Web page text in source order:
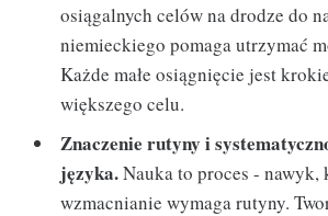
osiągalnych celów na drodze do
niemieckiego pomaga utrzymać
Każde małe osiągnięcie jest
większego celu.
Znaczenie rutyny i
języka.Nauka to proces - nawyk,
wzmacnianie wymaga rutyny.